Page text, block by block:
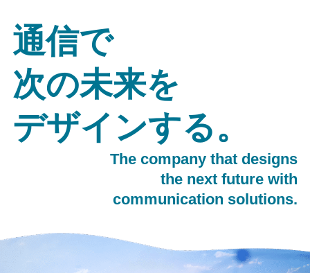
通信で
次の未来を
デザインする。
The company that designs
the next future with
communication solutions.